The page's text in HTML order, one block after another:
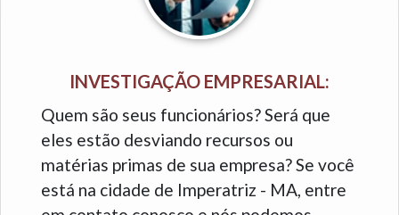
INVESTIGAÇÃO EMPRESARIAL:
Quem são seus funcionários? Será que
eles estão desviando recursos ou
matérias primas de sua empresa? Se você
está na cidade de Imperatriz - MA, entre